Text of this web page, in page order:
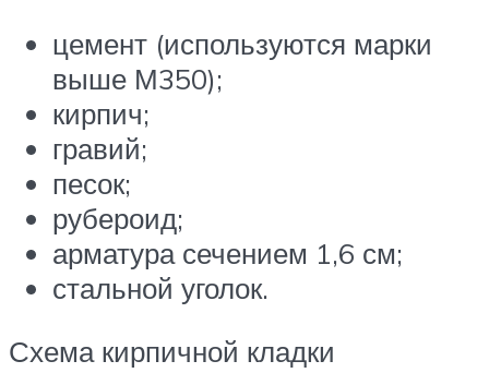
цемент (используются марки
выше М350);
кирпич;
гравий;
песок;
рубероид;
арматура сечением 1,6 см;
стальной уголок.
Схема кирпичной кладки